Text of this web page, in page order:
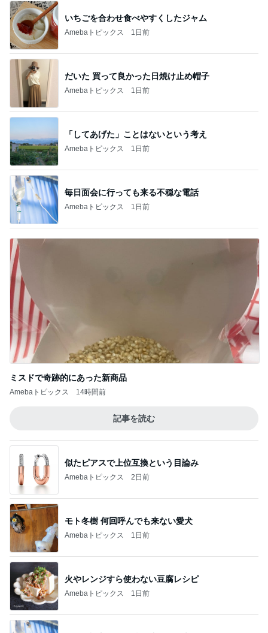
いちごを合わせ食べやすくしたジャム
Amebaトピックス 1日前
だいた 買って良かった日焼け止め帽子
Amebaトピックス 1日前
「してあげた」ことはないという考え
Amebaトピックス 1日前
毎日面会に行っても来る不穏な電話
Amebaトピックス 1日前
ミスドで奇跡的にあった新商品
Amebaトピックス 14時間前
記事を読む
似たピアスで上位互換という目論み
Amebaトピックス 2日前
モト冬樹 何回呼んでも来ない愛犬
Amebaトピックス 1日前
火やレンジすら使わない豆腐レシピ
Amebaトピックス 1日前